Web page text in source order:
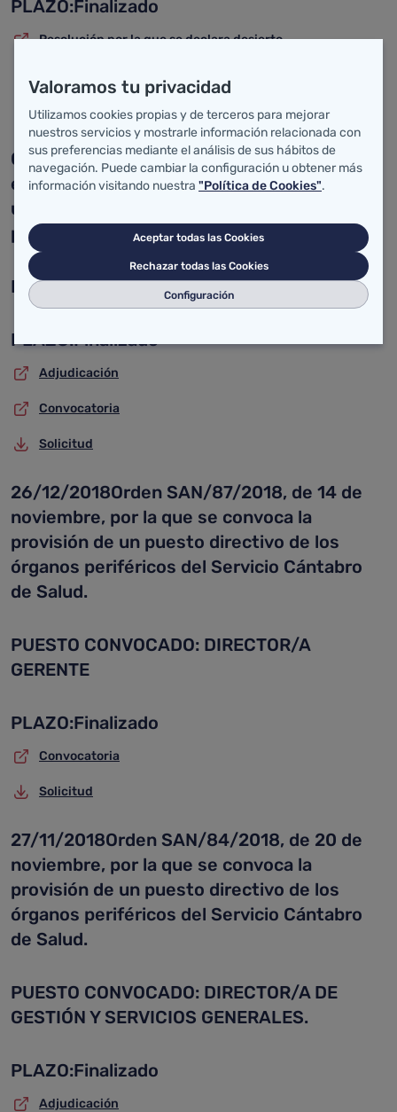
PLAZO:Finalizado
Resolución por la que se declara desierto
Solicitud
05/02/2019Orden SAN/3/2019, de 25 de
enero, por la que se convoca la provisión de
un puesto directivo de los órganos
periféricos del Servicio Cántabro de Salud.
PUESTO CONVOCADO: DIRECTOR/A MÉDICO
PLAZO:Finalizado
Adjudicación
Convocatoria
Solicitud
26/12/2018Orden SAN/87/2018, de 14 de
noviembre, por la que se convoca la
provisión de un puesto directivo de los
órganos periféricos del Servicio Cántabro
de Salud.
PUESTO CONVOCADO: DIRECTOR/A
GERENTE
PLAZO:Finalizado
Convocatoria
Solicitud
27/11/2018Orden SAN/84/2018, de 20 de
noviembre, por la que se convoca la
provisión de un puesto directivo de los
órganos periféricos del Servicio Cántabro
de Salud.
PUESTO CONVOCADO: DIRECTOR/A DE
GESTIÓN Y SERVICIOS GENERALES.
PLAZO:Finalizado
Adjudicación
Valoramos tu privacidad
Utilizamos cookies propias y de terceros para mejorar
nuestros servicios y mostrarle información relacionada con
sus preferencias mediante el análisis de sus hábitos de
navegación. Puede cambiar la configuración u obtener más
información visitando nuestra "Política de Cookies".
Aceptar todas las Cookies
Rechazar todas las Cookies
Configuración